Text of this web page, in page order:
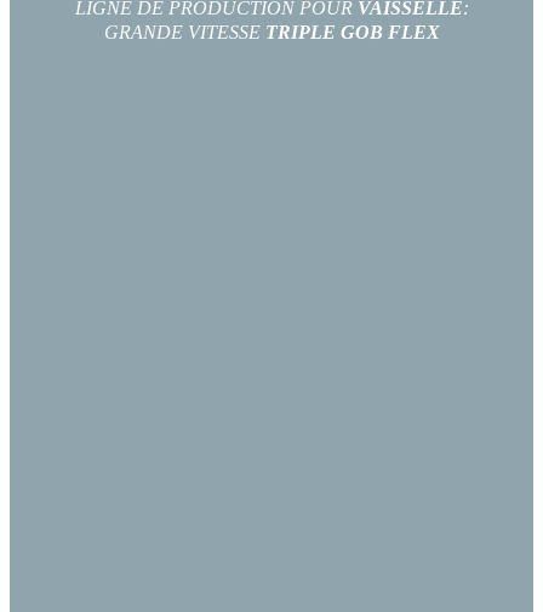
LIGNE DE PRODUCTION POURVAISSELLE:
GRANDE VITESSE TRIPLE GOB FLEX